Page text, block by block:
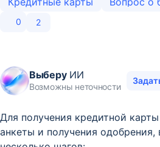
0 2
ВыберуИИ
Возможны неточности
Для получения кредитной
анкеты и получения